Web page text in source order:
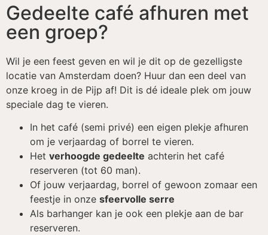
Gedeelte café afhuren met
een groep?
Wil je een feest geven en wil je dit op de gezelligste
locatie van Amsterdam doen? Huur dan een deel van
onze kroeg in de Pijp af! Dit is dé ideale plek om jouw
speciale dag te vieren.
In het café (semi privé) een eigen plekje afhuren
om je verjaardag of borrel te vieren.
Het verhoogde gedeelte achterin het café
reserveren (tot 60 man).
Of jouw verjaardag, borrel of gewoon zomaar een
feestje in onze sfeervolle serre
Als barhanger kan je ook een plekje aan de bar
reserveren.